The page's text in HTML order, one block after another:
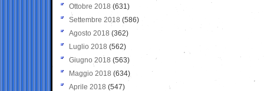
Ottobre 2018 (631)
Settembre 2018 (586)
Agosto 2018 (362)
Luglio 2018 (562)
Giugno 2018 (563)
Maggio 2018 (634)
Aprile 2018 (547)